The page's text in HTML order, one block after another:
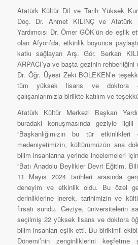
Atatürk Kültür Dil ve Tarih Yüksek
Doç. Dr. Ahmet KILINÇ ve Atatürk
Yardımcısı Dr. Ömer GÖK’ün de eşlik
olan Afyon’da, etkinlik boyunca
katkı sağlayan Arş. Gör. Serkan
ARPACI’ya ve başta gezinin rehberliğini
Dr. Öğr. Üyesi Zeki BOLEKEN’e
tüm yüksek lisans ve doktora
çalışanlarımızla birlikte katılım ve
Atatürk Kültür Merkezi Başkan
buradaki konuşmasında geziyle
“Başkanlığımızın bu tür etkinlikleri
medeniyetimizin, kültürümüzün ana
bilim insanlarına yerinde incelemeleri
“Batı Anadolu Beylikler Devri Eğitim,
11 Mayıs 2024 tarihleri arasında
deneyim ve etkinlik oldu. Bu özel
derinliklerine inerek, tarihimizin ve
fırsatı sundu. Geziye, üniversitelerin
seçilmiş 22 yüksek lisans ve doktora
bilim insanları eşlik etti. Bu birikimli
Dönemi’nin zenginliklerini keşfetme